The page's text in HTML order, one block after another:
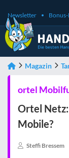
Newsletter
Magazin
ortel
Ortel
Mobile?
Steffi Bressem